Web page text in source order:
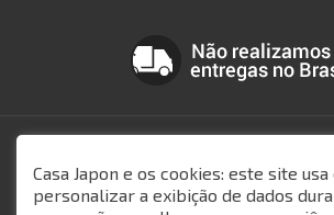
propriedade exclusiva. É vedada qualquer
qualquer elemento de identidade, sem expressa
qualquer direito mencionado implicará na
Casa Japon e os cookies: este site
personalizar a exibição de dados